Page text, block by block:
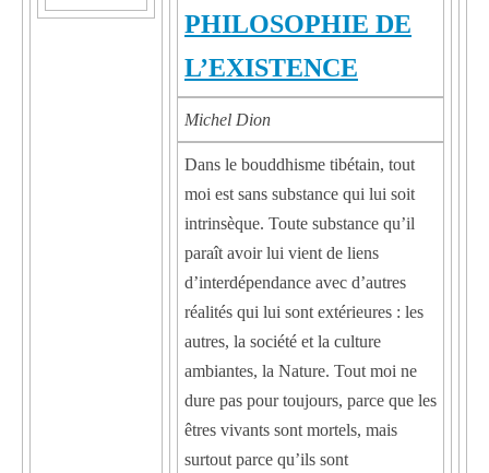
PHILOSOPHIE DE
L’EXISTENCE
Michel Dion
Dans le bouddhisme tibétain, tout
moi est sans substance qui lui soit
intrinsèque. Toute substance qu’il
paraît avoir lui vient de liens
d’interdépendance avec d’autres
réalités qui lui sont extérieures : les
autres, la société et la culture
ambiantes, la Nature. Tout moi ne
dure pas pour toujours, parce que les
êtres vivants sont mortels, mais
surtout parce qu’ils sont